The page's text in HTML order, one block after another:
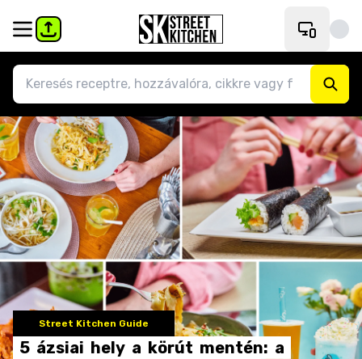
Street Kitchen Guide
5 ázsiai hely a körút mentén: a